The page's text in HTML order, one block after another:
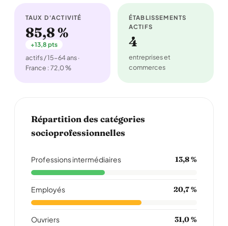
TAUX D'ACTIVITÉ
85,8 %
+13,8 pts
actifs / 15-64 ans ·
France : 72,0 %
ÉTABLISSEMENTS
ACTIFS
4
entreprises et
commerces
Répartition des catégories
socioprofessionnelles
Professions intermédiaires 13,8 %
Employés 20,7 %
Ouvriers 31,0 %